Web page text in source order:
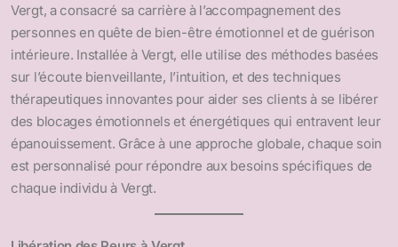
Vergt, a consacré sa carrière à l’accompagnement des
personnes en quête de bien-être émotionnel et de guérison
intérieure. Installée à Vergt, elle utilise des méthodes basées
sur l’écoute bienveillante, l’intuition, et des techniques
thérapeutiques innovantes pour aider ses clients à se libérer
des blocages émotionnels et énergétiques qui entravent leur
épanouissement. Grâce à une approche globale, chaque soin
est personnalisé pour répondre aux besoins spécifiques de
chaque individu à Vergt.